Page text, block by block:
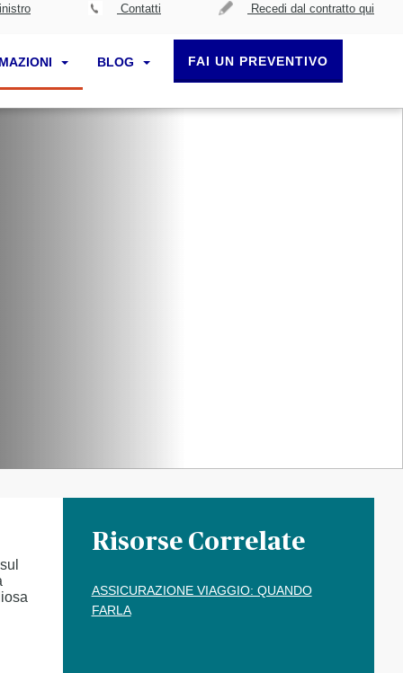
Contatti Recedi dal contratto qui
BLOG FAI UN PREVENTIVO
Risorse Correlate
ASSICURAZIONE VIAGGIO: QUANDO
FARLA